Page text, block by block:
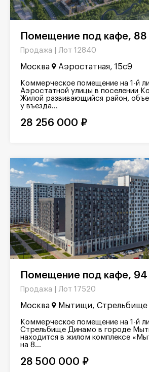
Помещение под кафе, 88
Продажа | Лот 12840
Москва Аэростатная, 15с9
Коммерческое помещение на 1-й
Аэростатной улицы в поселении
Жилой развивающийся район,
у въезда...
28 256 000 ₽
Помещение под кафе, 94
Продажа | Лот 17520
Москва Мытищи, Стрельбище
Коммерческое помещение на 1-й
Стрельбище Динамо в городе
находится в жилом комплексе
на 8...
28 500 000 ₽